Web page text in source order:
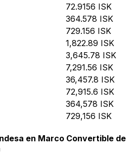
72.9156 ISK
364.578 ISK
729.156 ISK
1,822.89 ISK
3,645.78 ISK
7,291.56 ISK
36,457.8 ISK
72,915.6 ISK
364,578 ISK
729,156 ISK
en Marco Convertible de